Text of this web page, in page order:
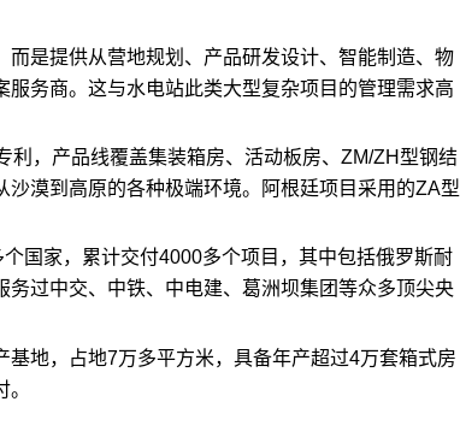
是提供从营地规划、产品研发设计、智能制造、物
务商。这与水电站此类大型复杂项目的管理需求高
，产品线覆盖集装箱房、活动板房、ZM/ZH型钢结
漠到高原的各种极端环境。阿根廷项目采用的ZA型
国家，累计交付4000多个项目，其中包括俄罗斯耐
过中交、中铁、中电建、葛洲坝集团等众多顶尖央
地，占地7万多平方米，具备年产超过4万套箱式房